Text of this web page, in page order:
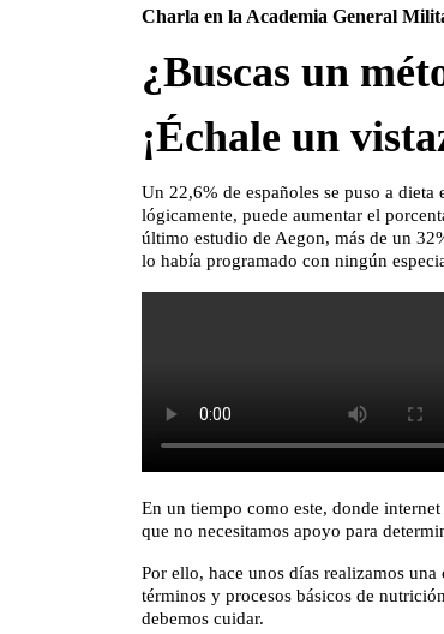
Charla en la Academia General
¿Buscas un
¡Échale un
Un 22,6% de españoles se puso a
lógicamente, puede aumentar el
último estudio de Aegon, más de un
lo había programado con ningún
En un tiempo como este, donde
que no necesitamos apoyo para
Por ello, hace unos días realizamos
términos y procesos básicos de
debemos cuidar.